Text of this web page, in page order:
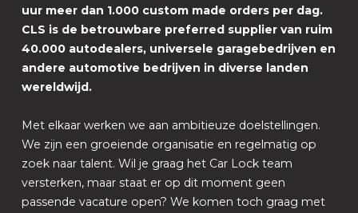
uur meer dan 1.000 custom made orders per dag.
CLS is de betrouwbare preferred supplier van ruim
40.000 autodealers, universele garagebedrijven en
andere automotive bedrijven in diverse landen
wereldwijd.
Met elkaar werken we aan ambitieuze doelstellingen.
We zijn een groeiende organisatie en regelmatig op
zoek naar talent. Wil je graag het Car Lock team
versterken, maar staat er op dit moment geen
passende vacature open? We komen toch graag met